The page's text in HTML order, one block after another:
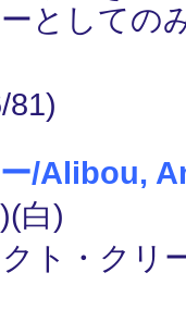
としての
81)
/Alibou,
白)
ト・ク